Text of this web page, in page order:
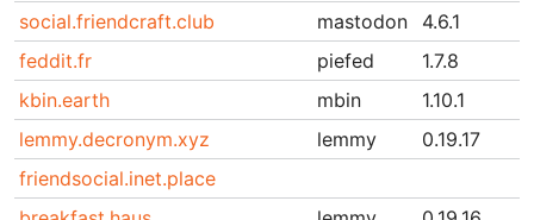
social.friendcraft.club
mastodon
4.6.1
feddit.fr
piefed
1.7.8
kbin.earth
mbin
1.10.1
lemmy.decronym.xyz
lemmy
0.19.17
friendsocial.inet.place